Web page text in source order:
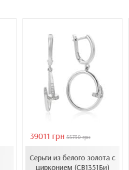
39011 грн 55730 грн
Серьги из белого золота с
цирконием (СВ1351Би)